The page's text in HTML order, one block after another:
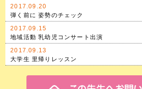
2017.09.20
弾く前に 姿勢のチェック
2017.09.15
地域活動 乳幼児コンサート出演
2017.09.13
大学生 里帰りレッスン